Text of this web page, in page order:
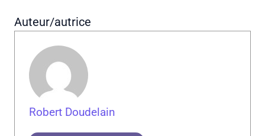
Auteur/autrice
Robert Doudelain